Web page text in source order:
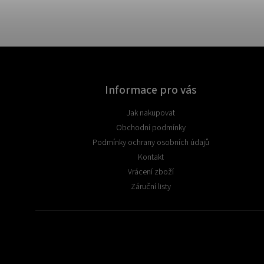
Informace pro vás
Jak nakupovat
Obchodní podmínky
Podmínky ochrany osobních údajů
Kontakt
Vrácení zboží
Záruční listy